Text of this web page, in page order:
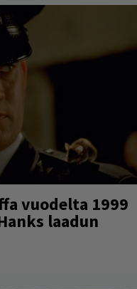
vuodelta 1999
laadun